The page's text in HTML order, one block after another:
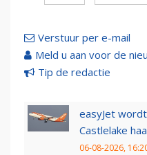
Verstuur per e-mail
Meld u aan voor de
Tip de redactie
easyJet
Castlelake
06-08-2026,